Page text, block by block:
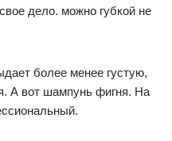
дело. можно губкой не
более менее густую,
А вот шампунь фигня. На